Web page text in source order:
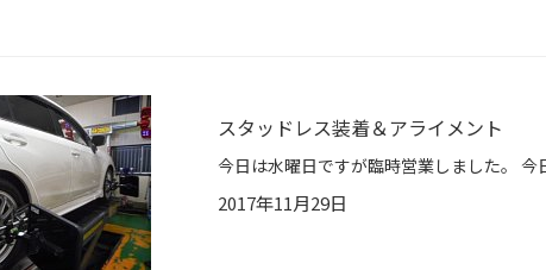
スタッドレス装着＆アライメント
2017年11月29日